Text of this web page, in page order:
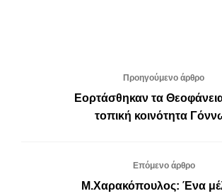
Προηγούμενο άρθρο
Εορτάσθηκαν τα
τοπική κοινότητα
Επόμενο άρθρο
Μ.Χαρακόπουλος: Ένα